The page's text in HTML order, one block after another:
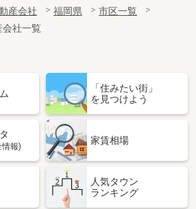
産会社 福岡県
市区一覧
社一覧
「住みたい街」
を見つけよう
報)
家賃相場
人気タウン
ランキング